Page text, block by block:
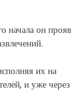
начала он
их на
и уже через